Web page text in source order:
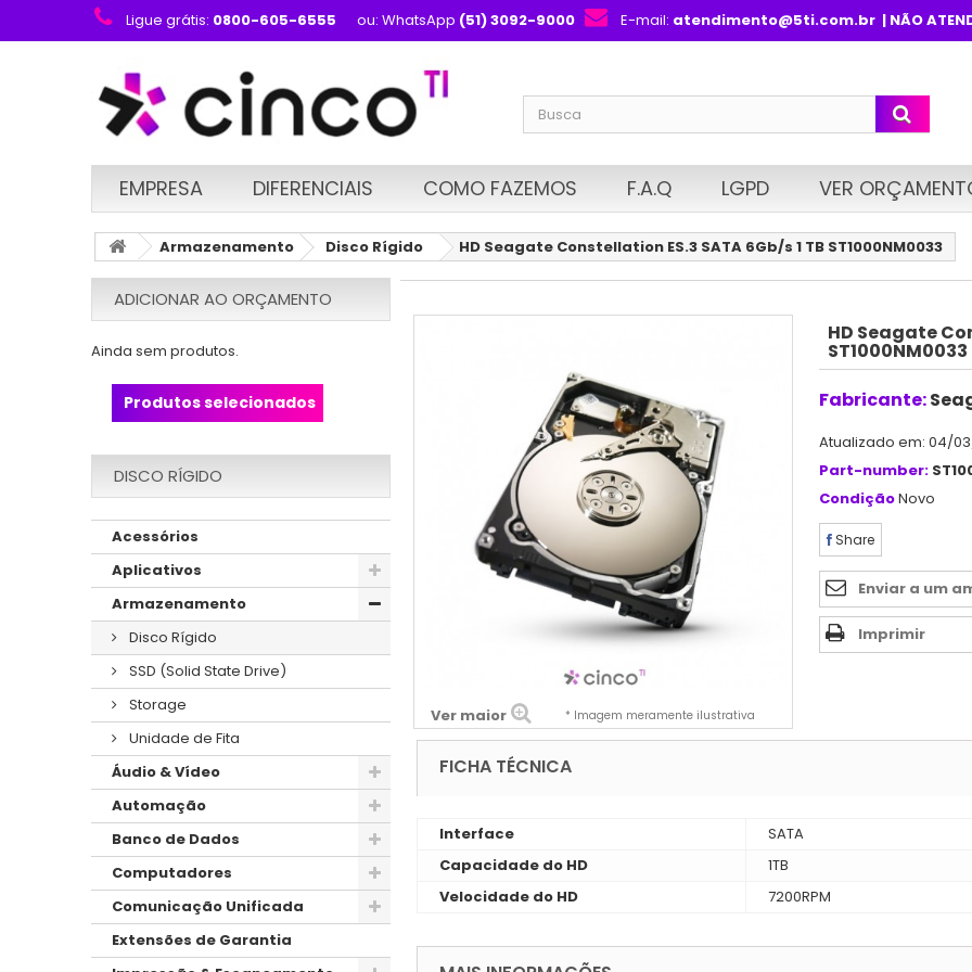
Ligue grátis: 0800-605-6555 ou: WhatsApp (51) 3092-9000 E-mail: atendimento@5ti.com.br| NÃO
EMPRESA DIFERENCIAIS COMO FAZEMOS F.A.Q LGPD VER
Armazenamento Disco Rígido HD Seagate Constellation ES.3 SATA 6Gb/s 1 TB ST1000NM0033
ADICIONAR AO ORÇAMENTO
Ainda sem produtos.
Produtos selecionados
DISCO RÍGIDO
Acessórios
Aplicativos
Armazenamento
Disco Rígido
SSD (Solid State Drive)
Storage
Unidade de Fita
Áudio & Vídeo
Automação
Banco de Dados
Computadores
Comunicação Unificada
Extensões de Garantia
Ver maior * Imagem meramente ilustrativa
HD Seagate
ST1000NM0033
Fabricante:
Atualizado em: 04/
Part-number:
CondiçãoNovo
Share
Enviar a um
Imprimir
FICHA TÉCNICA
Interface
SATA
Capacidade do HD
1TB
Velocidade do HD
7200RPM